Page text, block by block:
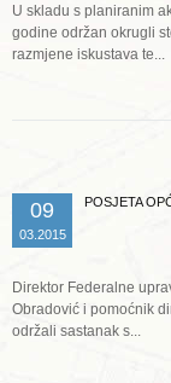
U skladu s planiranim
godine održan okrugli
razmjene iskustava te...
09
03.2015
POSJETA
Direktor Federalne
Obradović i pomoćnik
održali sastanak s...